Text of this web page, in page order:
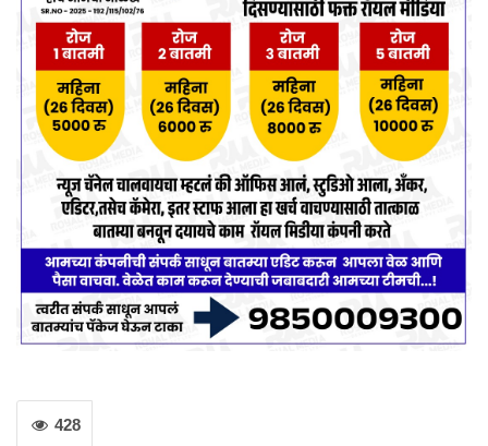
428